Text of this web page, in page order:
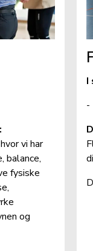
vi har
balance,
fysiske
og
I
-